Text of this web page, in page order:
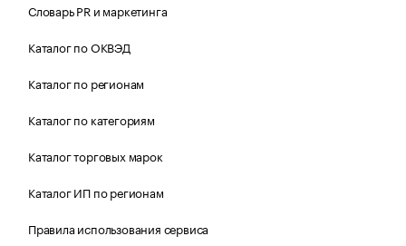
Словарь PR и маркетинга
Каталог по ОКВЭД
Каталог по регионам
Каталог по категориям
Каталог торговых марок
Каталог ИП по регионам
Правила использования сервиса